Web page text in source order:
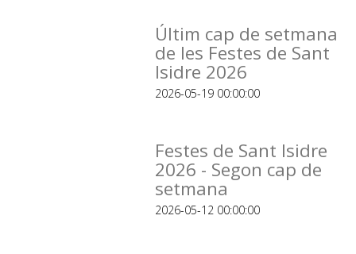
Últim cap de setmana
de les Festes de Sant
Isidre 2026
2026-05-19 00:00:00
Festes de Sant Isidre
2026 - Segon cap de
setmana
2026-05-12 00:00:00